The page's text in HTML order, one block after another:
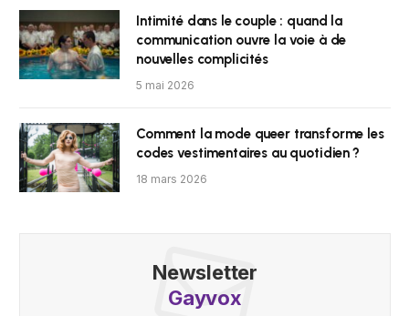
Intimité dans le couple : quand la
communication ouvre la voie à de
nouvelles complicités
5 mai 2026
Comment la mode queer transforme les
codes vestimentaires au quotidien ?
18 mars 2026
Newsletter
Gayvox